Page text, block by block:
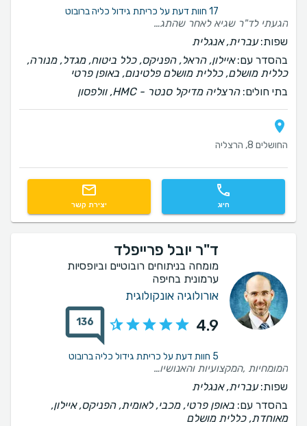
17 חוות דעת על כריתת גידול כליה ברובוט
הגעתי לד"ר שגיא לאחר שהתגלו גידולים ממאירים בערמונית לאחר ביצוע מס' ביופסיות ובדיקת pet ct הוחלט על ניתוח להסרת הערמונית באמצעות רובוט . היום לאחר הניתוח אני מרגיש שקיבלתי את החיים במתנה . ד"ר איתי שגיא גילה רגישות ואנושיות נדירים ביחסו אלי בצורה נפלאה . מקצועי ואדם מדהים , קשוב לכל בקשה . הניתוח הצליח באופן מושלם אחרי 10 ימים השליטה בשתן היתה מלאה . על כל אלה תודה מעומק ליבי . תבורך ד"ר שגיא בכל הטוב האפשרי .
שפות:עברית, אנגלית
בהסדר עם:איילון, הראל, הפניקס, כלל ביטוח, מגדל, מנורה,
כללית מושלם, כללית מושלם פלטינום, באופן פרטי
בתי חולים:הרצליה מדיקל סנטר - HMC, וולפסון
החושלים 8, הרצליה
חיוג יצירת קשר
ד"ר יובל פרייפלד
מומחה בניתוחים רובוטיים וביופסיות
ערמונית בחיפה
אורולוגיה אונקולוגית
4.9
136
5 חוות דעת על כריתת גידול כליה ברובוט
המומחיות ,המקצועיות והאנושיות הם שיצרו אצלי בטחון שאני בידיים הכי טובות . כל רופא שהתיעצתי איתו הפנה אותי אל ד״ר פרייפלד המון תודה והערכה
שפות:עברית, אנגלית
בהסדר עם: באופן פרטי, מכבי, לאומית, הפניקס, איילון,
מאוחדת, כללית מושלם